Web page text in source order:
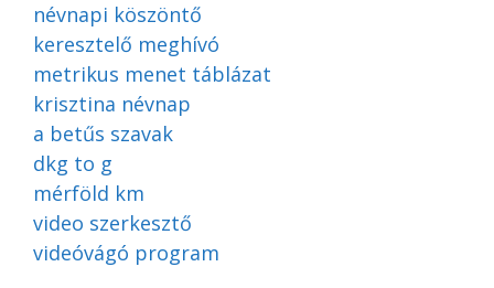
névnapi köszöntő
keresztelő meghívó
metrikus menet táblázat
krisztina névnap
a betűs szavak
dkg to g
mérföld km
video szerkesztő
videóvágó program